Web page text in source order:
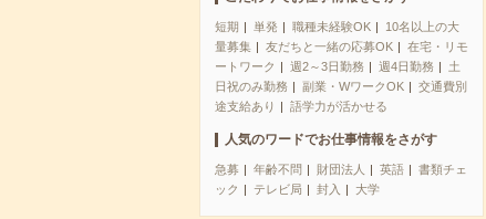
短期 単発 職種未経験OK
10名以上の大
量募集
友だちと一緒の応募OK
在宅・リモ
ートワーク
週2～3日勤務 週4日勤務
土
日祝のみ勤務
副業・WワークOK
交通費別
途支給あり
語学力が活かせる
人気のワードでお仕事情報をさがす
急募 年齢不問 財団法人 英語
書類チェ
ック
テレビ局 封入 大学